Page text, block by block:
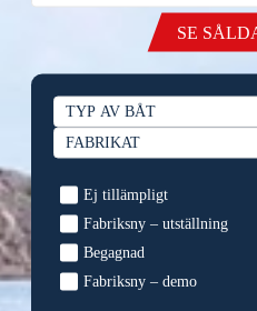
SE
Ej tillämpligt
Fabriksny – utställning
Begagnad
Fabriksny – demo